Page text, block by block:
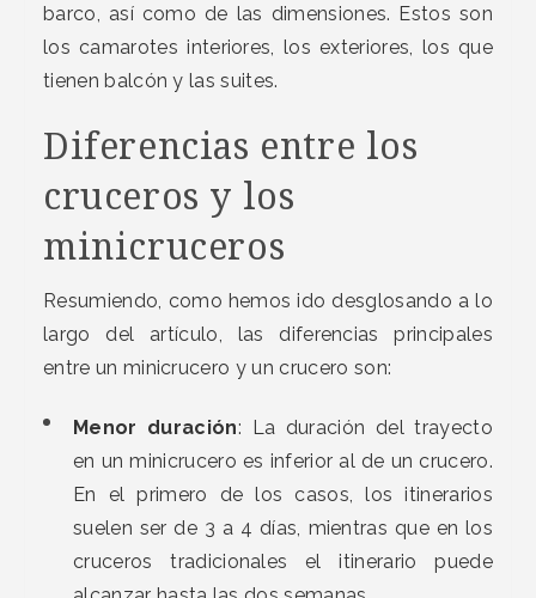
barco, así como de las dimensiones. Estos son
los camarotes interiores, los exteriores, los que
tienen balcón y las suites.
Diferencias entre los
cruceros y los
minicruceros
Resumiendo, como hemos ido desglosando a lo
largo del artículo, las diferencias principales
entre un minicrucero y un crucero son:
Menor duración: La duración del trayecto
en un minicrucero es inferior al de un crucero.
En el primero de los casos, los itinerarios
suelen ser de 3 a 4 días, mientras que en los
cruceros tradicionales el itinerario puede